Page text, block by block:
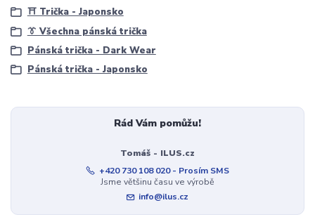
⛩️ Trička - Japonsko
👔 Všechna pánská trička
Pánská trička - Dark Wear
Pánská trička - Japonsko
Rád Vám pomůžu!
Tomáš - ILUS.cz
+420 730 108 020 - Prosím SMS
Jsme většinu času ve výrobě
info@ilus.cz